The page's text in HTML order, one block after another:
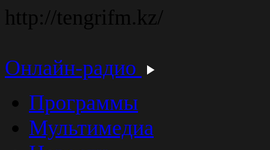
http://tengrifm.kz/
Онлайн-радио
Программы
Мультимедиа